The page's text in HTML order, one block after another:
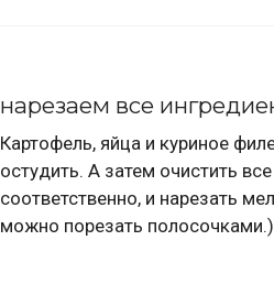
нарезаем все
Картофель, яйца и куриное
остудить. А затем очистить
соответственно, и нарезать
можно порезать полосочками.)